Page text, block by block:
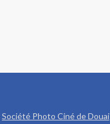
Société Photo Ciné de Douai